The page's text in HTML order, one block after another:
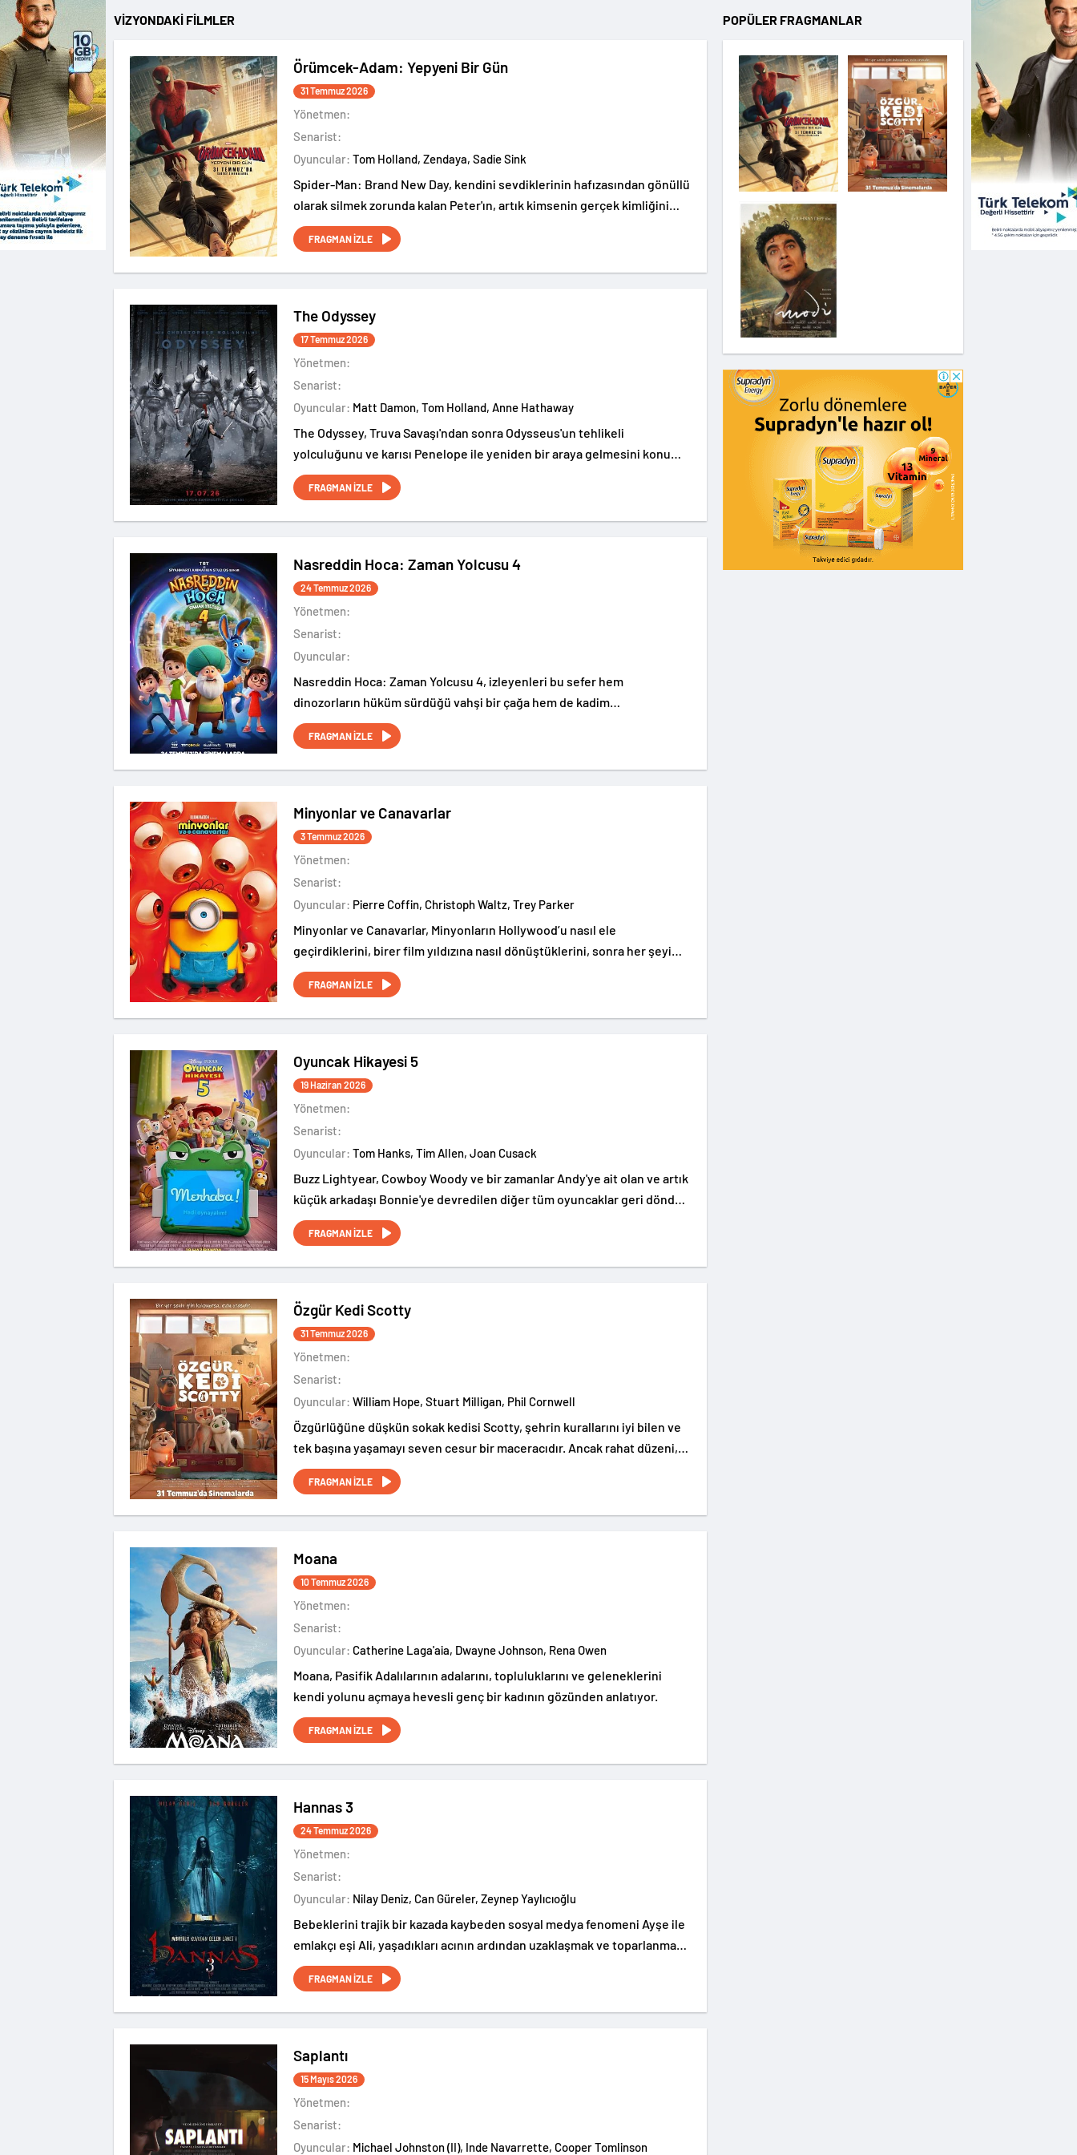
VİZYONDAKİ FİLMLER
Örümcek-Adam: Yepyeni Bir Gün
31 Temmuz 2026
Yönetmen:
Senarist:
Oyuncular:
Tom Holland, Zendaya, Sadie Sink
Spider-Man: Brand New Day, kendini sevdiklerinin hafızasından gönüllü
olarak silmek zorunda kalan Peter'ın, artık kimsenin gerçek kimliğini
bilmediği New York sokaklarında tek başına suçla savaşırken, yaşamaya
başladığı fiziksel değişimle boğuşmasını anlatıyor.
FRAGMAN İZLE
The Odyssey
17 Temmuz 2026
Yönetmen:
Senarist:
Oyuncular:
Matt Damon, Tom Holland, Anne Hathaway
The Odyssey, Truva Savaşı'ndan sonra Odysseus'un tehlikeli
yolculuğunu ve karısı Penelope ile yeniden bir araya gelmesini konu
ediyor.
FRAGMAN İZLE
Nasreddin Hoca: Zaman Yolcusu 4
24 Temmuz 2026
Yönetmen:
Senarist:
Oyuncular:
Nasreddin Hoca: Zaman Yolcusu 4, izleyenleri bu sefer hem
dinozorların hüküm sürdüğü vahşi bir çağa hem de kadim
medeniyetlerin gizemli dünyasına götürüyor.
FRAGMAN İZLE
Minyonlar ve Canavarlar
3 Temmuz 2026
Yönetmen:
Senarist:
Oyuncular:
Pierre Coffin, Christoph Waltz, Trey Parker
Minyonlar ve Canavarlar, Minyonların Hollywood’u nasıl ele
geçirdiklerini, birer film yıldızına nasıl dönüştüklerini, sonra her şeyi
nasıl berbat ettiklerini ve dünyaya canavarlar salarak kaosa
sürüklediklerini anlatan gürültülü ve eğlence dolu bir serüven…
FRAGMAN İZLE
Oyuncak Hikayesi 5
19 Haziran 2026
Yönetmen:
Senarist:
Oyuncular:
Tom Hanks, Tim Allen, Joan Cusack
Buzz Lightyear, Cowboy Woody ve bir zamanlar Andy'ye ait olan ve artık
küçük arkadaşı Bonnie'ye devredilen diğer tüm oyuncaklar geri döndü
ve yeni bir macera başlıyor.
FRAGMAN İZLE
Özgür Kedi Scotty
31 Temmuz 2026
Yönetmen:
Senarist:
Oyuncular:
William Hope, Stuart Milligan, Phil Cornwell
Özgürlüğüne düşkün sokak kedisi Scotty, şehrin kurallarını iyi bilen ve
tek başına yaşamayı seven cesur bir maceracıdır. Ancak rahat düzeni,
ev kedisi Katie’nin beklenmedik şekilde hayatına girmesiyle tamamen
değişir.
FRAGMAN İZLE
Moana
10 Temmuz 2026
Yönetmen:
Senarist:
Oyuncular:
Catherine Laga'aia, Dwayne Johnson, Rena Owen
Moana, Pasifik Adalılarının adalarını, topluluklarını ve geleneklerini
kendi yolunu açmaya hevesli genç bir kadının gözünden anlatıyor.
FRAGMAN İZLE
Hannas 3
24 Temmuz 2026
Yönetmen:
Senarist:
Oyuncular:
Nilay Deniz, Can Güreler, Zeynep Yaylıcıoğlu
Bebeklerini trajik bir kazada kaybeden sosyal medya fenomeni Ayşe ile
emlakçı eşi Ali, yaşadıkları acının ardından uzaklaşmak ve toparlanmak
için gözlerden uzak bir köy evinde tatil yapmaya karar verir. Ancak
huzur bulmayı umdukları bu ev, geçmişte yaşanan kayıp bebek vakaları
FRAGMAN İZLE
Saplantı
15 Mayıs 2026
Yönetmen:
Senarist:
Oyuncular:
Michael Johnston (II), Inde Navarrette, Cooper Tomlinson
POPÜLER FRAGMANLAR